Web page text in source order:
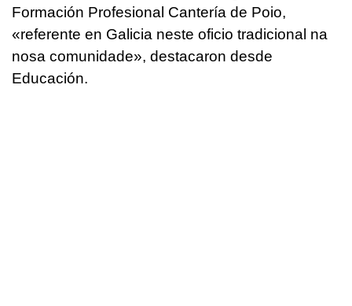
Formación Profesional Cantería de Poio,
«referente en Galicia neste oficio tradicional na
nosa comunidade», destacaron desde
Educación.